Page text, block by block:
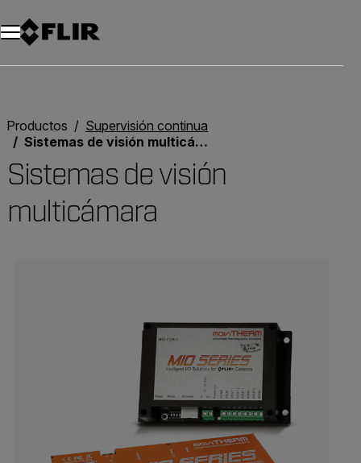
Unread messages
Modelo
Eliminar
artículos
artículo
Añadir al carro
Añadido al carro
Productos
Supervisión continua
Sistemas de visión multicámara
Sistemas de visión
multicámara